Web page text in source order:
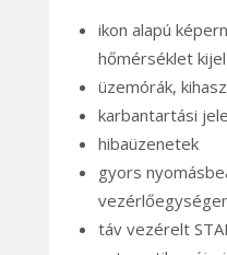
ikon alapú
hőmérséklet
üzemórák,
karbantartási
hibaüzenetek
gyors
táv vezérelt